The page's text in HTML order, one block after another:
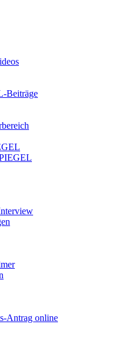
Beiträge
Antrag online